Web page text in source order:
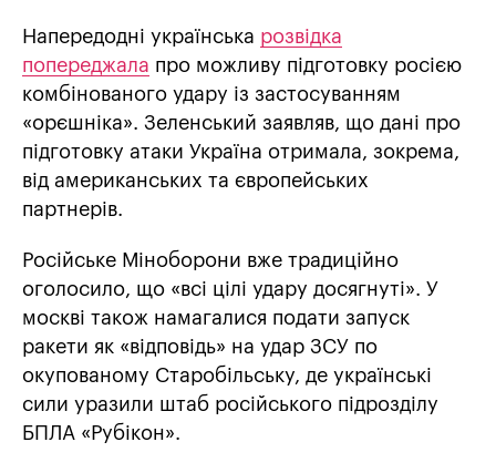
Напередодні українська розвідка
попереджала про можливу підготовку росією
комбінованого удару із застосуванням
«орєшніка». Зеленський заявляв, що дані про
підготовку атаки Україна отримала, зокрема,
від американських та європейських
партнерів.
Російське Міноборони вже традиційно
оголосило, що «всі цілі удару досягнуті». У
москві також намагалися подати запуск
ракети як «відповідь» на удар ЗСУ по
окупованому Старобільську, де українські
сили уразили штаб російського підрозділу
БПЛА «Рубікон».